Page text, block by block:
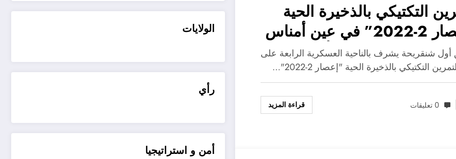
التكتيكي بالذخيرة الحية
“إعصار 2-2022” في عين أمناس
الجزائر باشراف الفريق أول
أول شنقريحة يشرف بالناحية العسكرية الرابعة على
التكتيكي بالذخيرة الحية "إعصار 2-2022"…
0 تعليقات قراءة المزيد
الولايات
رأي
أمن و استراتيجيا